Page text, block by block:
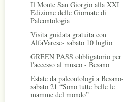
Il Monte San Giorgio alla XXI
Edizione delle Giornate di
Paleontologia
Visita guidata gratuita con
AlfaVarese- sabato 10 luglio
GREEN PASS obbligatorio per
l'accesso al museo - Besano
Estate da paleontologi a Besano-
sabato 21 “Sono tutte belle le
mamme del mondo”